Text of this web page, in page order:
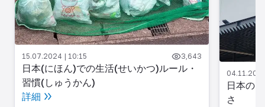
15.07.2024 | 10:15 3,643
日本(にほん)での生活(せいかつ)ルール・
習慣(しゅうかん)
詳細
日本の
さ